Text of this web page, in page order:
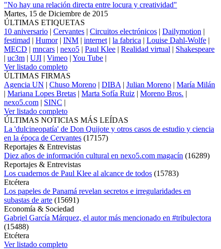
"No hay una relación directa entre locura y creatividad"
Martes, 15 de Diciembre de 2015
ÚLTIMAS ETIQUETAS
10 aniversario | Cervantes | Circuitos electrónicos | Dailymotion |
festimad | Humor| INM | internet | la fabrica | Louise Dahl-Wolfe |
MECD | mncars | nexo5 | Paul Klee | Realidad virtual | Shakespeare
| uc3m | UJI | Vimeo | You Tube |
Ver listado completo
ÚLTIMAS FIRMAS
Agencia UN | Chuso Moreno | DIBA | Julian Moreno | María Milán
| Mariana Lopes Bretas | Marta Sofía Ruiz | Moreno Bros. |
nexo5.com | SINC |
Ver listado completo
ÚLTIMAS NOTICIAS MÁS LEÍDAS
La 'dulcineopatía' de Don Quijote y otros casos de estudio y ciencia
en la época de Cervantes (17157)
Reportajes & Entrevistas
Diez años de información cultural en nexo5.com magacín (16289)
Reportajes & Entrevistas
Los cuadernos de Paul Klee al alcance de todos (15783)
Etcétera
Los papeles de Panamá revelan secretos e irregularidades en
subastas de arte (15691)
Economía & Sociedad
Gabriel García Márquez, el autor más mencionado en #tribulectora
(15488)
Etcétera
Ver listado completo